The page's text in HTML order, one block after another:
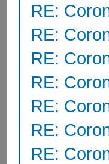
RE:
RE:
RE:
RE:
RE:
RE:
RE: